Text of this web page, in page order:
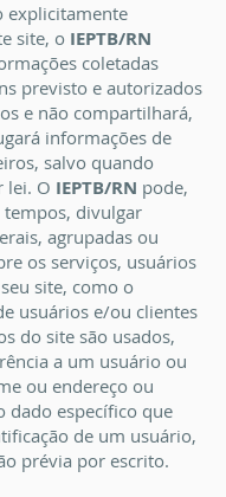
explicitamente
site, o IEPTB/RN
coletadas
previsto e autorizados
e não compartilhará,
informações de
salvo quando
lei. O IEPTB/RN pode,
divulgar
agrupadas ou
os serviços, usuários
site, como o
usuários e/ou clientes
do site são usados,
a um usuário ou
ou endereço ou
dado específico que
de um usuário,
prévia por escrito.